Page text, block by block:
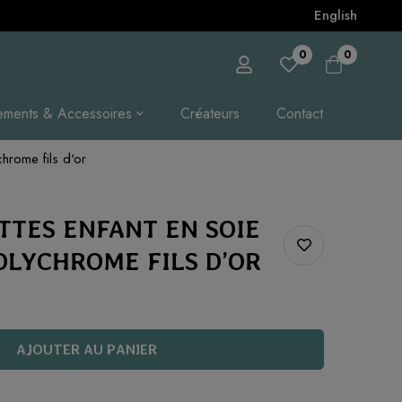
English
0 0
& Accessoires Créateurs Contact
fils d'or
ENFANT EN SOIE
FILS D’OR
AJOUTER AU PANIER